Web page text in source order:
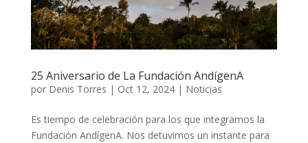
25 Aniversario de La Fundación AndígenA
por Denis Torres | Oct 12, 2024| Noticias
Es tiempo de celebración para los que integramos la
Fundación AndígenA. Nos detuvimos un instante para